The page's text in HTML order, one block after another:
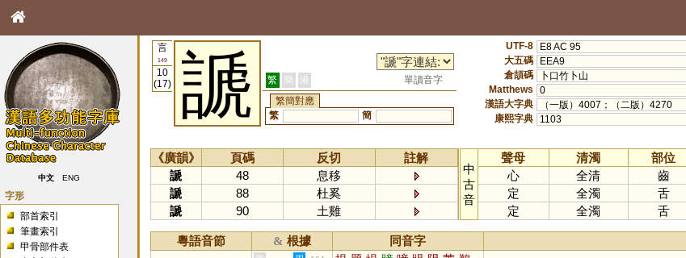
中文 ENG
字形
部首索引
筆畫索引
甲骨部件表
言
149
10
(17)
謕 繁 簡 港
單讀音字
繁簡對應
繁
簡
UTF-8
E8 AC 95
大五碼
EEA9
倉頡碼
卜口竹卜山
Matthews
0
漢語大字典
（一版）4007；（二版）4270
康熙字典
1103
《廣韻》 頁碼 反切
註解
謕
48
息移
謕
88
杜奚
謕
90 土雞
中
古
音
聲母 清濁 部位
心
全清 齒
定
全濁 舌
定
全濁 舌
粵語音節 & 根據 同音字